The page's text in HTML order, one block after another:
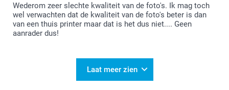
Wederom zeer slechte kwaliteit van de foto's. Ik mag toch
wel verwachten dat de kwaliteit van de foto's beter is dan
van een thuis printer maar dat is het dus niet.... Geen
aanrader dus!
Laat meer zien